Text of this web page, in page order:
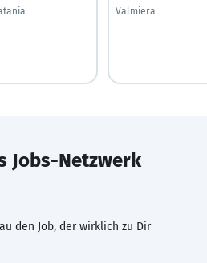
Valmiera
Jobs-Netzwerk
den Job, der wirklich zu Dir